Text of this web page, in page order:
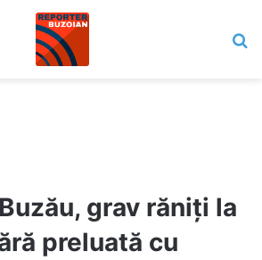
grav răniți la
preluată cu